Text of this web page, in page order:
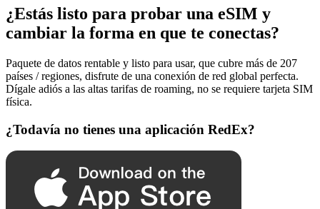
¿Estás listo para probar una eSIM y
cambiar la forma en que te conectas?
Paquete de datos rentable y listo para usar, que cubre más de 207
países / regiones, disfrute de una conexión de red global perfecta.
Dígale adiós a las altas tarifas de roaming, no se requiere tarjeta SIM
física.
¿Todavía no tienes una aplicación RedEx?